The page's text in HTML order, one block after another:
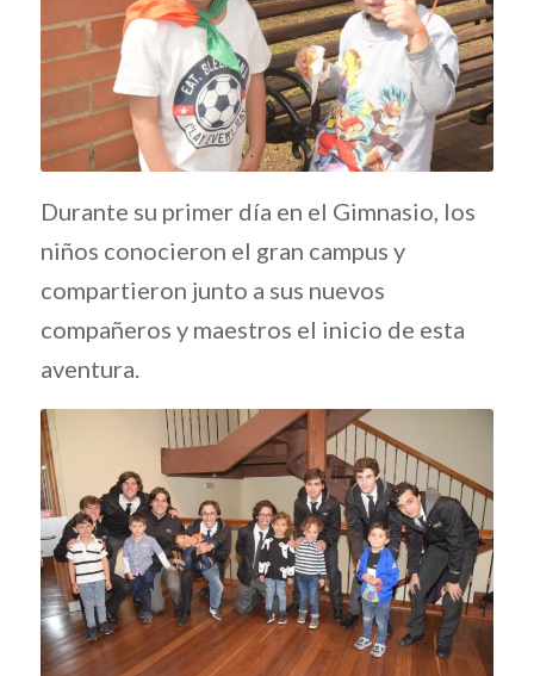
Durante su primer día en el Gimnasio, los
niños conocieron el gran campus y
compartieron junto a sus nuevos
compañeros y maestros el inicio de esta
aventura.